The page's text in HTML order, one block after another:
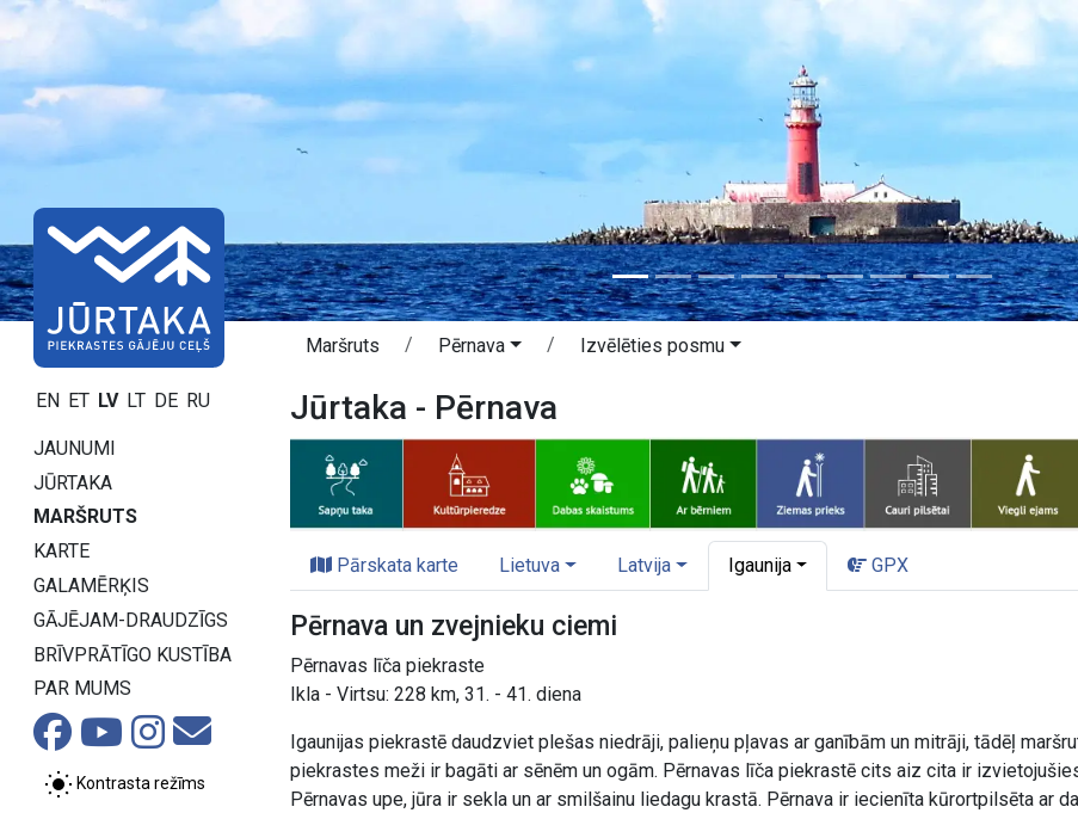
EN ET LV LT DE RU
JAUNUMI
JŪRTAKA
MARŠRUTS
KARTE
GALAMĒRĶIS
GĀJĒJAM-DRAUDZĪGS
BRĪVPRĀTĪGO KUSTĪBA
PAR MUMS
Kontrasta režīms
Maršruts Pērnava Izvēlēties posmu
Jūrtaka - Pērnava
Pārskata karte Lietuva Latvija Igaunija GPX
Pērnava un zvejnieku ciemi
Pērnavas līča piekraste
Ikla - Virtsu: 228 km, 31. - 41. diena
Igaunijas piekrastē daudzviet plešas niedrāji, palieņu pļavas ar ganībām un mitrāji, tādēļ
piekrastes meži ir bagāti ar sēnēm un ogām. Pērnavas līča piekrastē cits aiz cita ir
Pērnavas upe, jūra ir sekla un ar smilšainu liedagu krastā. Pērnava ir iecienīta kūrortpilsēta ar